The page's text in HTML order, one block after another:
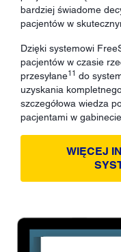
bardziej świadome
pacjentów w
Dzięki systemowi
pacjentów w czasie
przesyłane11 do
uzyskania
szczegółowa wiedza
pacjentami w
WIĘCEJ